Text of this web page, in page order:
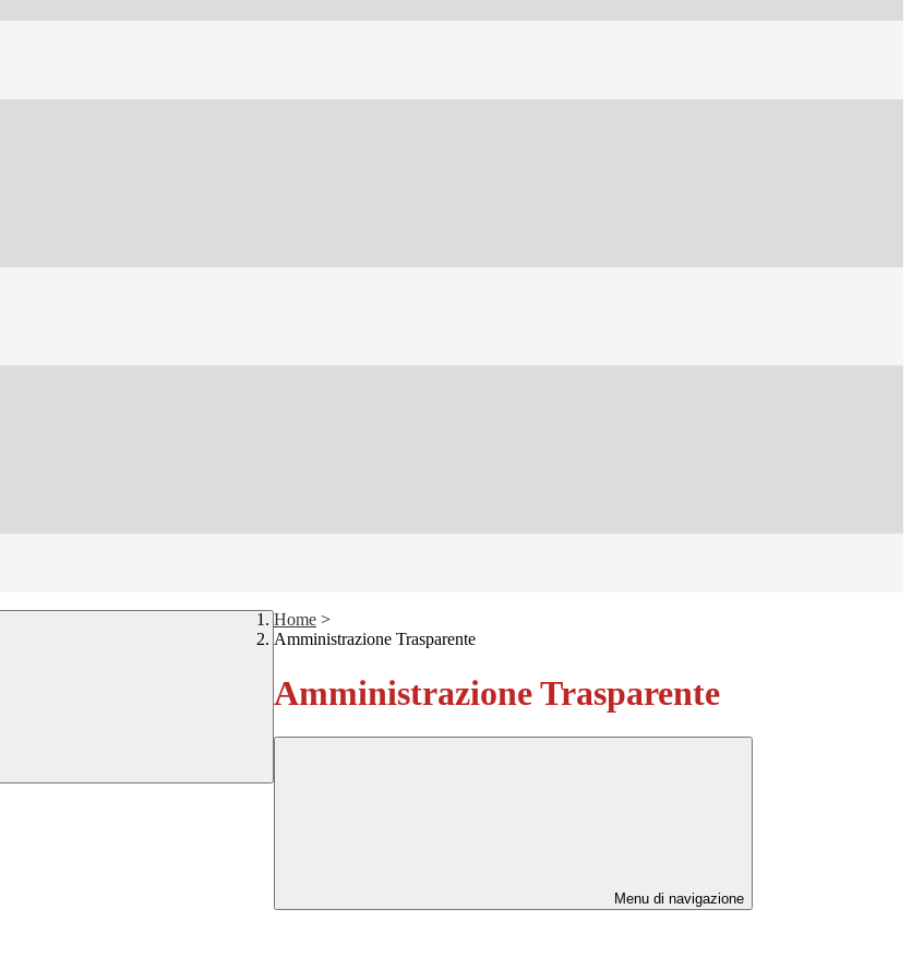
Home >
Amministrazione Trasparente
Amministrazione Trasparente
Menu di navigazione